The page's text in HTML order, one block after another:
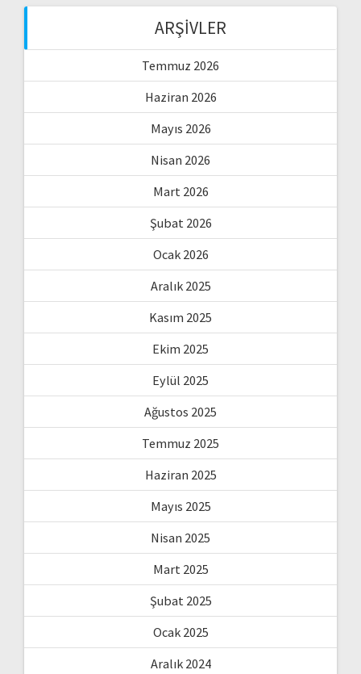
ARŞIVLER
Temmuz 2026
Haziran 2026
Mayıs 2026
Nisan 2026
Mart 2026
Şubat 2026
Ocak 2026
Aralık 2025
Kasım 2025
Ekim 2025
Eylül 2025
Ağustos 2025
Temmuz 2025
Haziran 2025
Mayıs 2025
Nisan 2025
Mart 2025
Şubat 2025
Ocak 2025
Aralık 2024